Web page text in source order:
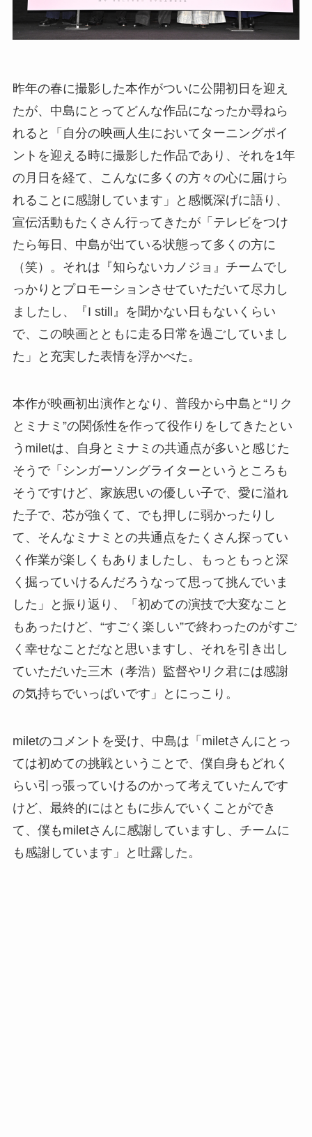
昨年の春に撮影した本作がついに公開初日を迎え
たが、中島にとってどんな作品になったか尋ねら
れると「自分の映画人生においてターニングポイ
ントを迎える時に撮影した作品であり、それを1年
の月日を経て、こんなに多くの方々の心に届けら
れることに感謝しています」と感慨深げに語り、
宣伝活動もたくさん行ってきたが「テレビをつけ
たら毎日、中島が出ている状態って多くの方に
（笑）。それは『知らないカノジョ』チームでし
っかりとプロモーションさせていただいて尽力し
ましたし、『I still』を聞かない日もないくらい
で、この映画とともに走る日常を過ごしていまし
た」と充実した表情を浮かべた。
本作が映画初出演作となり、普段から中島と“リク
とミナミ”の関係性を作って役作りをしてきたとい
うmiletは、自身とミナミの共通点が多いと感じた
そうで「シンガーソングライターというところも
そうですけど、家族思いの優しい子で、愛に溢れ
た子で、芯が強くて、でも押しに弱かったりし
て、そんなミナミとの共通点をたくさん探ってい
く作業が楽しくもありましたし、もっともっと深
く掘っていけるんだろうなって思って挑んでいま
した」と振り返り、「初めての演技で大変なこと
もあったけど、“すごく楽しい”で終わったのがすご
く幸せなことだなと思いますし、それを引き出し
ていただいた三木（孝浩）監督やリク君には感謝
の気持ちでいっぱいです」とにっこり。
miletのコメントを受け、中島は「miletさんにとっ
ては初めての挑戦ということで、僕自身もどれく
らい引っ張っていけるのかって考えていたんです
けど、最終的にはともに歩んでいくことができ
て、僕もmiletさんに感謝していますし、チームに
も感謝しています」と吐露した。